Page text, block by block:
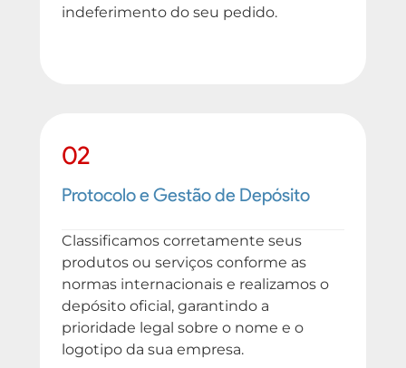
indeferimento do seu pedido.
02
Protocolo e Gestão de Depósito
Classificamos corretamente seus
produtos ou serviços conforme as
normas internacionais e realizamos o
depósito oficial, garantindo a
prioridade legal sobre o nome e o
logotipo da sua empresa.